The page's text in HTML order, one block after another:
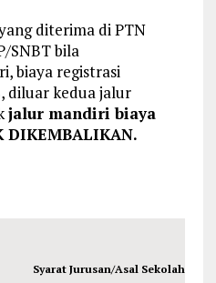
diterima di PTN
SNBT bila
biaya registrasi
diluar kedua jalur
jalur mandiri biaya
Syarat Jurusan/Asal Sekolah